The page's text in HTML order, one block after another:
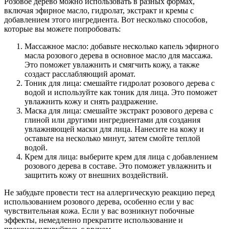
включая эфирное масло, гидролат, экстракт и кремы с
добавлением этого ингредиента. Вот несколько способов,
которые вы можете попробовать:
Массажное масло: добавьте несколько капель эфирного
масла розового дерева в основное масло для массажа.
Это поможет увлажнить и смягчить кожу, а также
создаст расслабляющий аромат.
Тоник для лица: смешайте гидролат розового дерева с
водой и используйте как тоник для лица. Это поможет
увлажнить кожу и снять раздражение.
Маска для лица: смешайте экстракт розового дерева с
глиной или другими ингредиентами для создания
увлажняющей маски для лица. Нанесите на кожу и
оставьте на несколько минут, затем смойте теплой
водой.
Крем для лица: выберите крем для лица с добавлением
розового дерева в составе. Это поможет увлажнить и
защитить кожу от внешних воздействий.
Не забудьте провести тест на аллергическую реакцию перед
использованием розового дерева, особенно если у вас
чувствительная кожа. Если у вас возникнут побочные
эффекты, немедленно прекратите использование и